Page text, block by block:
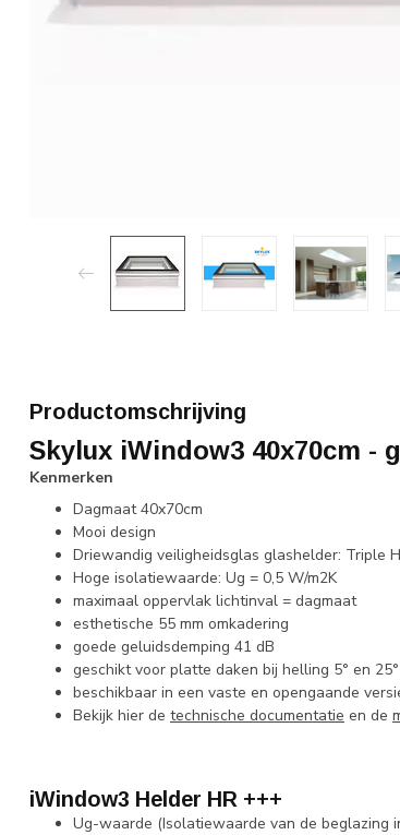
Productomschrijving
Skylux iWindow3 40x70cm -
Kenmerken
Dagmaat 40x70cm
Mooi design
Driewandig veiligheidsglas glashelder: Triple
Hoge isolatiewaarde: Ug = 0,5 W/m2K
maximaal oppervlak lichtinval = dagmaat
esthetische 55 mm omkadering
goede geluidsdemping 41 dB
geschikt voor platte daken bij helling 5° en
beschikbaar in een vaste en opengaande
Bekijk hier de technische documentatie en de
iWindow3 Helder HR +++
Ug-waarde (Isolatiewaarde van de beglazing